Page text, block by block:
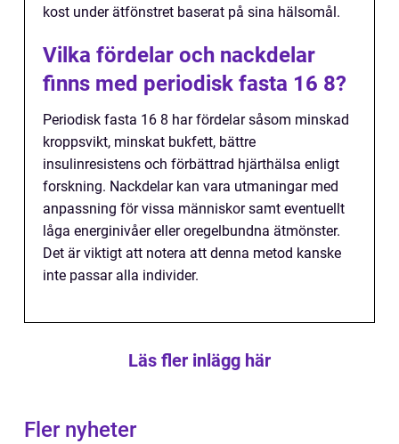
kost under ätfönstret baserat på sina hälsomål.
Vilka fördelar och nackdelar
finns med periodisk fasta 16 8?
Periodisk fasta 16 8 har fördelar såsom minskad
kroppsvikt, minskat bukfett, bättre
insulinresistens och förbättrad hjärthälsa enligt
forskning. Nackdelar kan vara utmaningar med
anpassning för vissa människor samt eventuellt
låga energinivåer eller oregelbundna ätmönster.
Det är viktigt att notera att denna metod kanske
inte passar alla individer.
Läs fler inlägg här
Fler nyheter